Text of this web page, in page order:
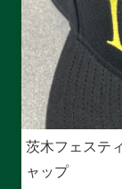
茨木フェステ
ャップ